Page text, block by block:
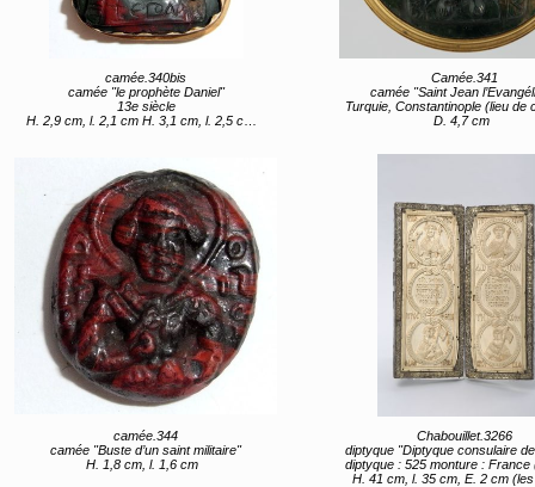
camée.340bis
camée "le prophète Daniel"
13e siècle
H. 2,9 cm, l. 2,1 cm H. 3,1 cm, l. 2,5 cm (avec monture)
Camée.341
camée "Saint Jean
Turquie, Constantinople (lieu de création) 4e quart 10e siècle 1ère
D. 4,7 cm
camée.344
camée "Buste d’un saint militaire"
H. 1,8 cm, l. 1,6 cm
Chabouillet.3266
diptyque "Diptyque consulaire de Théodorus Philoxenus
diptyque : 525 monture : France (lieu de monture)
H. 41 cm, l. 35 cm, E. 2 cm